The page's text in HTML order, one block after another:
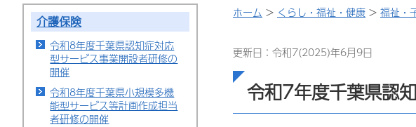
介護保険
令和8年度千葉県認知症対応
型サービス事業開設者研修の
開催
令和8年度千葉県小規模多機
能型サービス等計画作成担当
者研修の開催
ホーム > くらし・福祉・健康 > 福祉・
更新日：令和7(2025)年6月9日
令和7年度千葉県認